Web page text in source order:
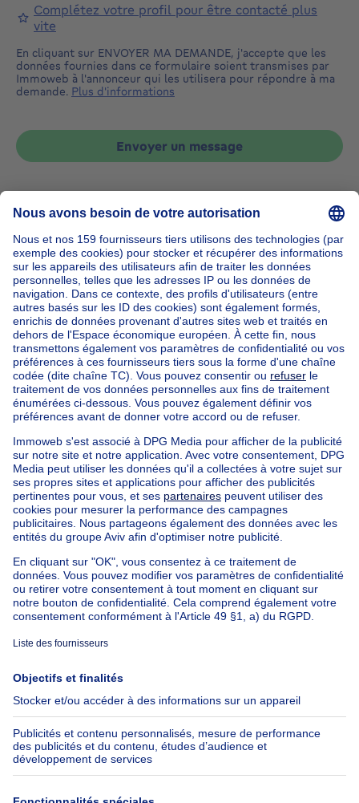
Complétez votre profil pour être contacté plus
vite
En cliquant sur ENVOYER MA DEMANDE, j'accepte que les
données fournies dans ce formulaire soient transmises par
Immoweb à l'annonceur qui les utilisera pour répondre à ma
demande. Plus d'informations
Envoyer un message
Accueil Belgique
Bruxelles (province)
Bruxelles (arrondissement)
Acheter votre maison à Jette
Nos maisons hors de la Belgique
Maison à vendre France
Maison à vendre Espagne
Maison à vendre Italie
Maison à vendre Luxembourg
Maison à vendre Pays-bas
Nos biens pas chèrsMaison à vendre pas cher
Appartements à louer pas cher
Nos biens à louer avec chambres
Appartement à vendre avec 3 chambres
Maison à vendre avec 3 chambres
Appartement à louer avec 3 chambres
Maison à louer avec 3 chambres
Appartement à louer avec 3 chambres Bruxelles-ville
À propos
Immoweb
Presse
Emplois
Groupe Axel Springer
SeLoger.com
Immowelt.de
Outils
Belfius
Assurances
Check-list déménagement